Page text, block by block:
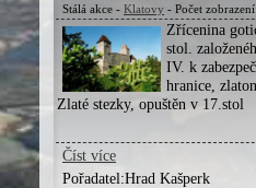
Stálá akce - Klatovy - Počet
Zřícenina
stol.
IV. k
hranice,
Zlaté stezky, opuštěn v 17.stol
Číst více
Pořadatel:Hrad Kašperk